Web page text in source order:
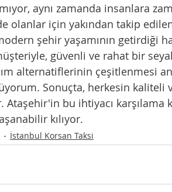
aynı zamanda insanlara
olanlar için yakından takip
şehir yaşamının getirdiği
güvenli ve rahat bir
alternatiflerinin çeşitlenmesi
Sonuçta, herkesin kaliteli
Ataşehir'in bu ihtiyacı karşılama
kılıyor.
İstanbul Korsan Taksi